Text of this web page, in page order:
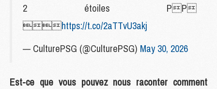
2 étoiles PP
https://t.co/2aTTvU3akj
— CulturePSG (@CulturePSG) May 30, 2026
Est-ce que vous pouvez nous raconter comment